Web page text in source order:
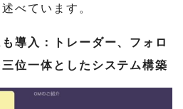
べています。
導入：トレーダー、フォロ
位一体としたシステム構築